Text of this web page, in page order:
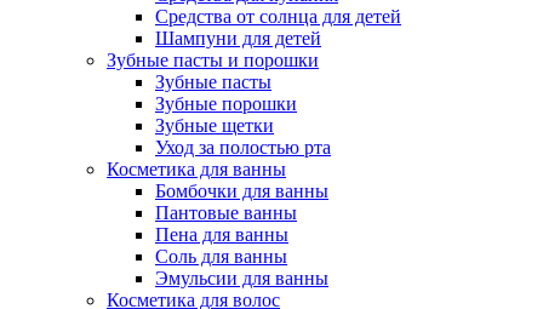
Средства от солнца для детей
Шампуни для детей
Зубные пасты и порошки
Зубные пасты
Зубные порошки
Зубные щетки
Уход за полостью рта
Косметика для ванны
Бомбочки для ванны
Пантовые ванны
Пена для ванны
Соль для ванны
Эмульсии для ванны
Косметика для волос